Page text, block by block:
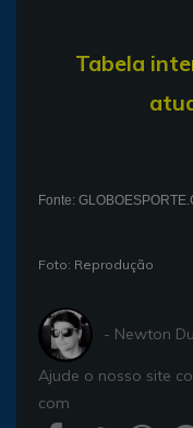
Tabela
Fonte:
Foto: Reprodução
- Newton
Ajude o nosso site
com